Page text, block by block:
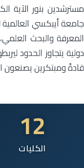
مسترشدين بنور الآية
جامعة أيبكسي
المعرفة والبحث
دولية يتجاوز الحدود
قادةً ومبتكرين يصنعون
12
الكليات